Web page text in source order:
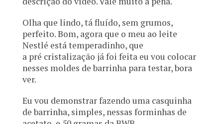
Olha que lindo, tá fluído, sem grumos,
perfeito. Bom, agora que o meu ao leite
Nestlé está temperadinho, que
a pré cristalização já foi feita eu vou colocar
nesses moldes de barrinha para testar, bora
ver.
Eu vou demonstrar fazendo uma casquinha
de barrinha, simples, nessas forminhas de